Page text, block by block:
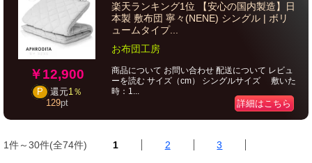
￥12,900
P 還元1％
129pt
楽天ランキング1位 【安心の国内製造】日
本製 敷布団 寧々(NENE) シングル | ボリ
ュームタイプ...
お布団工房
商品について お問い合わせ 配送について レビュ
ーを読む サイズ（cm） シングルサイズ 敷いた
時：1...
詳細はこちら
1件～30件(全74件) 1 2 3